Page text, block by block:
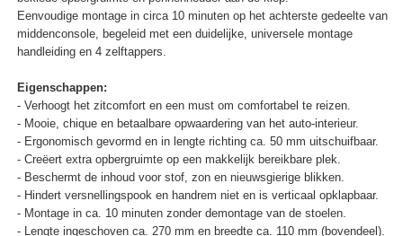
Eenvoudige montage in circa 10 minuten op het achterste gedeelte van
middenconsole, begeleid met een duidelijke, universele montage
handleiding en 4 zelftappers.
Eigenschappen:
- Verhoogt het zitcomfort en een must om comfortabel te reizen.
- Mooie, chique en betaalbare opwaardering van het auto-interieur.
- Ergonomisch gevormd en in lengte richting ca. 50 mm uitschuifbaar.
- Creëert extra opbergruimte op een makkelijk bereikbare plek.
- Beschermt de inhoud voor stof, zon en nieuwsgierige blikken.
- Hindert versnellingspook en handrem niet en is verticaal opklapbaar.
- Montage in ca. 10 minuten zonder demontage van de stoelen.
- Lengte ingeschoven ca. 270 mm en breedte ca. 110 mm (bovendeel).